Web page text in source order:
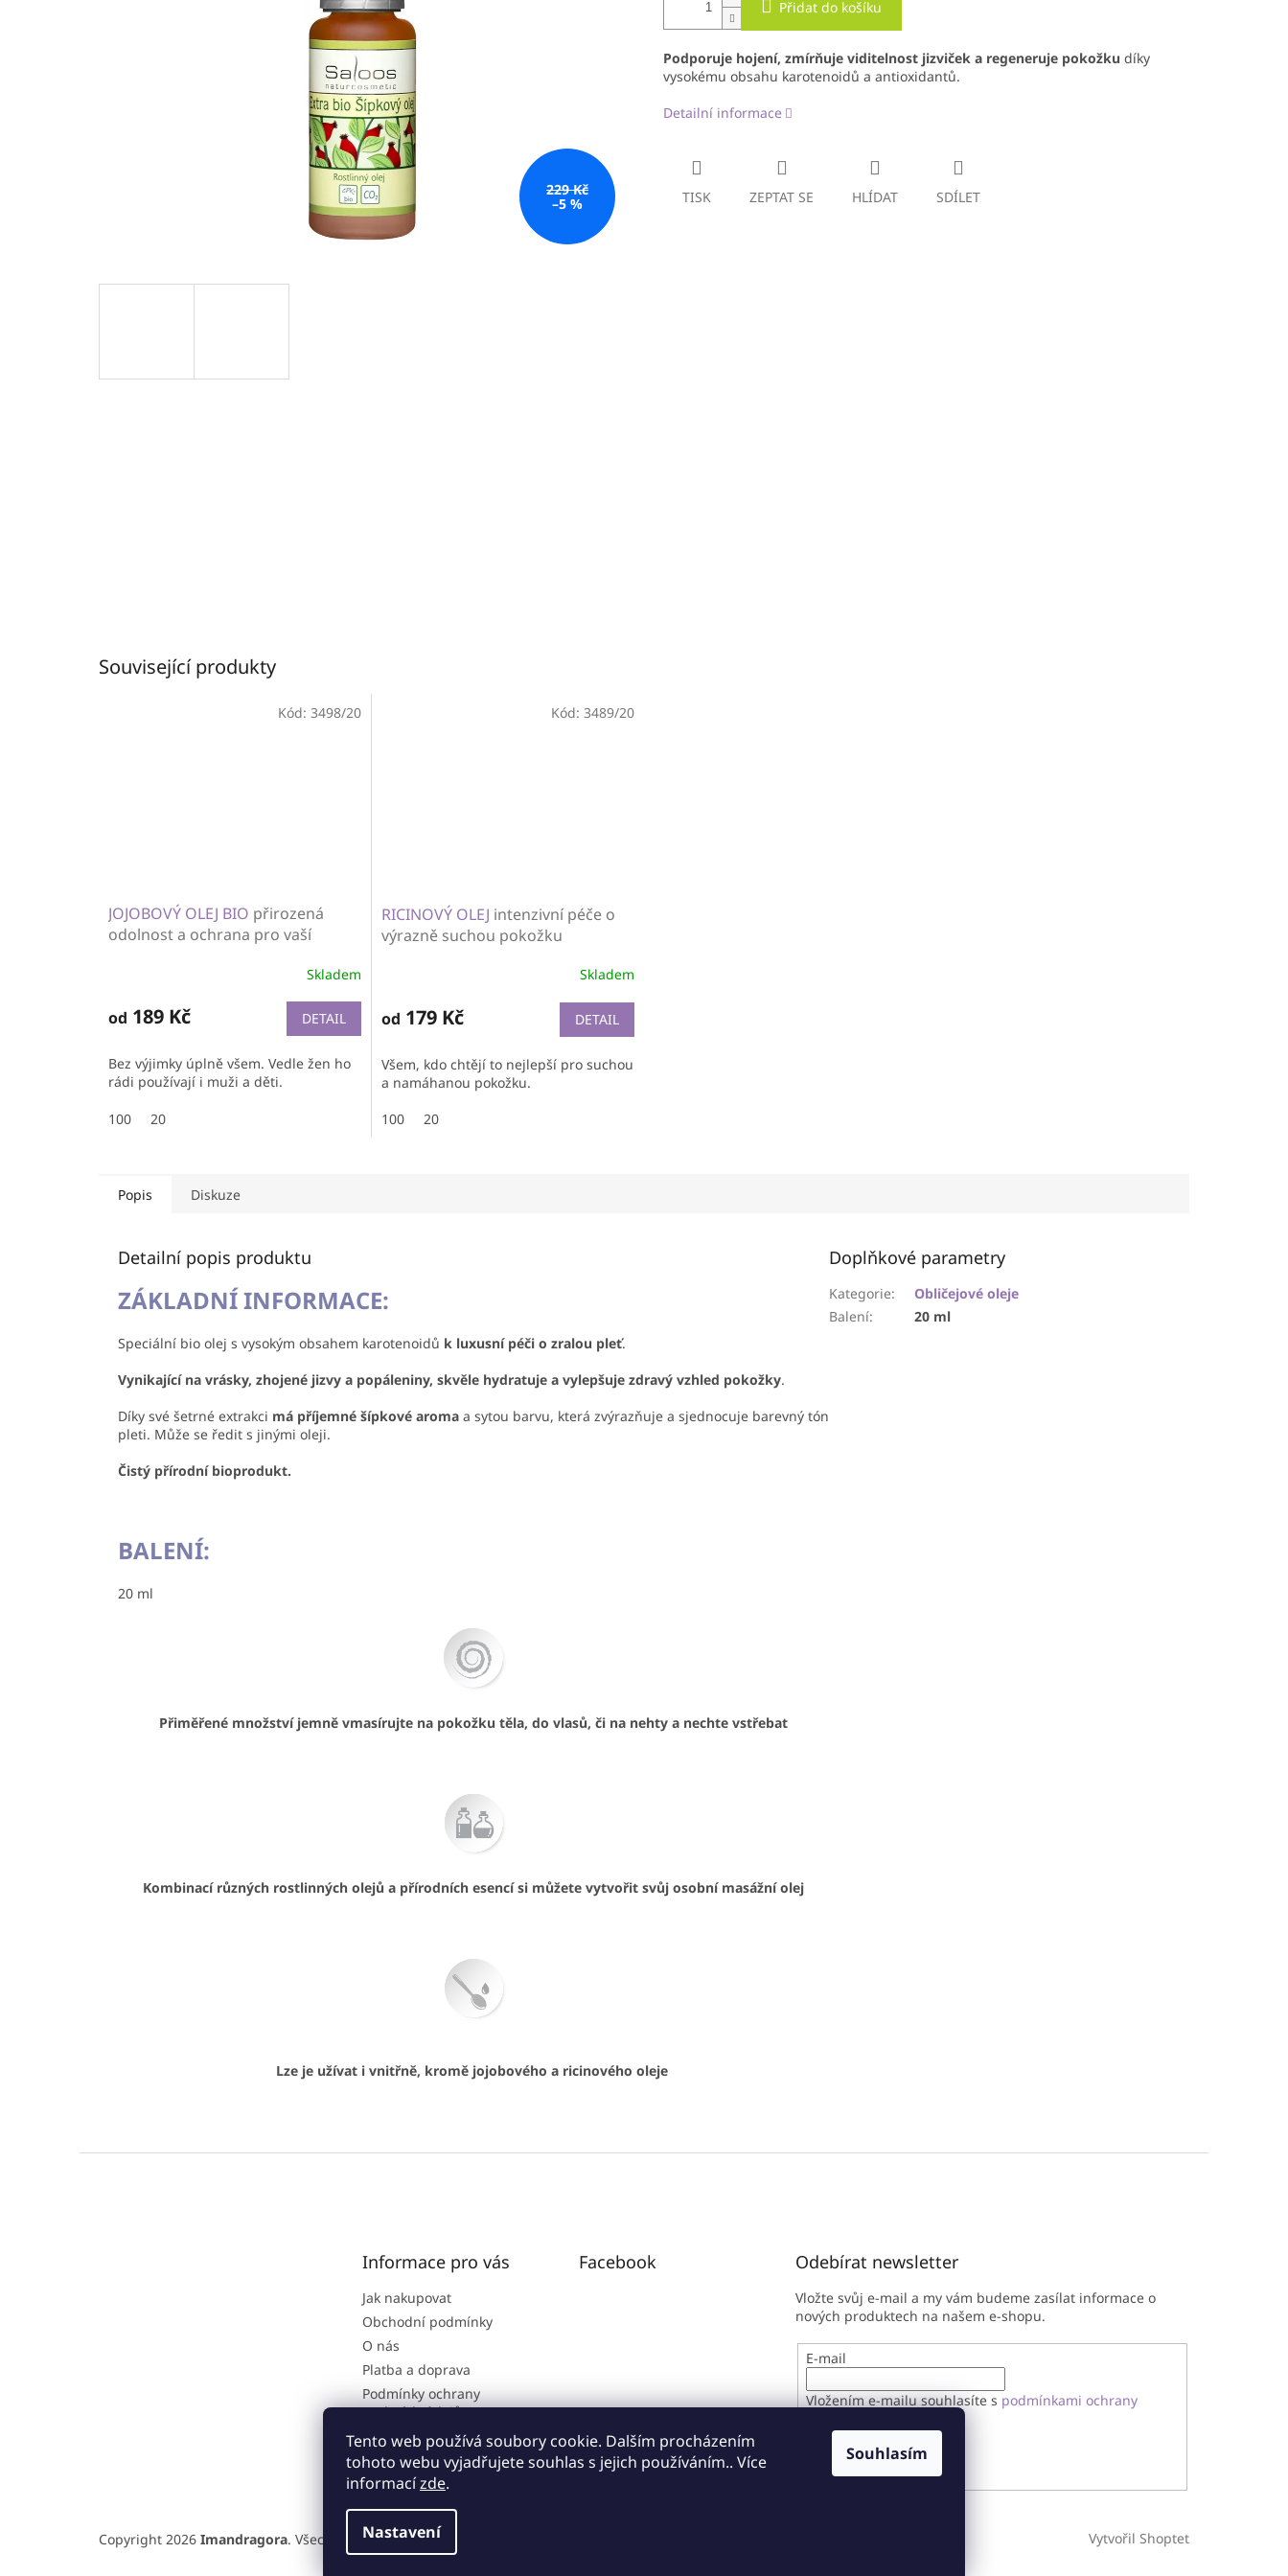
Tento web používá soubory cookie. Dalším procházením
tohoto webu vyjadřujete souhlas s jejich používáním.. Více
informacízde.
Nastavení
Souhlasím
229 Kč
–5 %
Přidat do košíku
Podporuje hojení, zmírňuje viditelnost jizviček a regeneruje pokožku díky
vysokému obsahu karotenoidů a antioxidantů.
Detailní informace
TISK ZEPTAT SE HLÍDAT SDÍLET
Související produkty
JOJOBOVÝ OLEJ BIO přirozená
odolnost a ochrana pro vaší
Skladem
od 189 Kč DETAIL
Bez výjimky úplně všem. Vedle žen ho
rádi používají i muži a děti.
100 20
Kód: 3498/20
RICINOVÝ OLEJ intenzivní péče o
výrazně suchou pokožku
Skladem
od 179 Kč DETAIL
Všem, kdo chtějí to nejlepší pro suchou
a namáhanou pokožku.
100
20
Kód: 3489/20
Popis Diskuze
Detailní popis produktu
ZÁKLADNÍ INFORMACE:
Speciální bio olej s vysokým obsahem karotenoidů k luxusní péči o zralou pleť.
Vynikající na vrásky, zhojené jizvy a popáleniny, skvěle hydratuje a vylepšuje zdravý vzhled pokožky.
Díky své šetrné extrakci má příjemné šípkové aroma a sytou barvu, která zvýrazňuje a sjednocuje barevný tón
pleti. Může se ředit s jinými oleji.
Čistý přírodní bioprodukt.
BALENÍ:
20 ml
Přiměřené množství jemně vmasírujte na pokožku těla, do vlasů, či na nehty a nechte vstřebat
Kombinací různých rostlinných olejů a přírodních esencí si můžete vytvořit svůj osobní masážní olej
Lze je užívat i vnitřně, kromě jojobového a ricinového oleje
Doplňkové parametry
Kategorie:
Obličejové oleje
Balení: 20 ml
Informace pro vás
Jak nakupovat
Obchodní podmínky
O nás
Platba a doprava
Podmínky ochrany
osobních údajů
Reklamační řád
Facebook Odebírat newsletter
Vložte svůj e-mail a my vám budeme zasílat informace o
nových produktech na našem e-shopu.
E-mail
Vložením e-mailu souhlasíte s podmínkami ochrany
PŘIHLÁSIT SE
Vytvořil Shoptet
Copyright 2026 Imandragora. Všechna práva vyhrazena.